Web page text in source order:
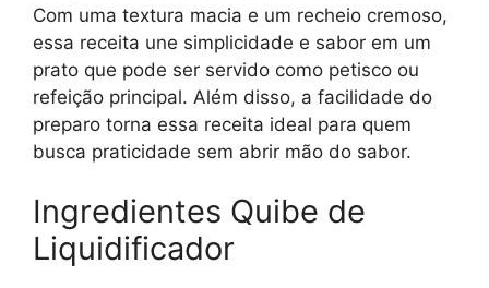
Com uma textura macia e um recheio cremoso,
essa receita une simplicidade e sabor em um
prato que pode ser servido como petisco ou
refeição principal. Além disso, a facilidade do
preparo torna essa receita ideal para quem
busca praticidade sem abrir mão do sabor.
Ingredientes Quibe de
Liquidificador